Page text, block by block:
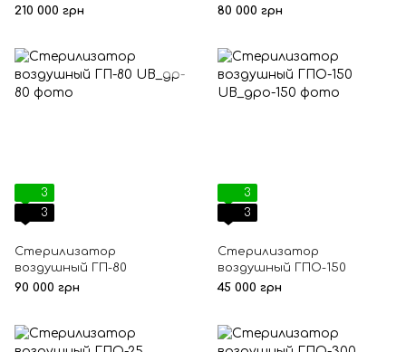
210 000 грн
80 000 грн
3
3
Стерилизатор
воздушный ГП-80
90 000 грн
3
3
Стерилизатор
воздушный ГПО-150
45 000 грн